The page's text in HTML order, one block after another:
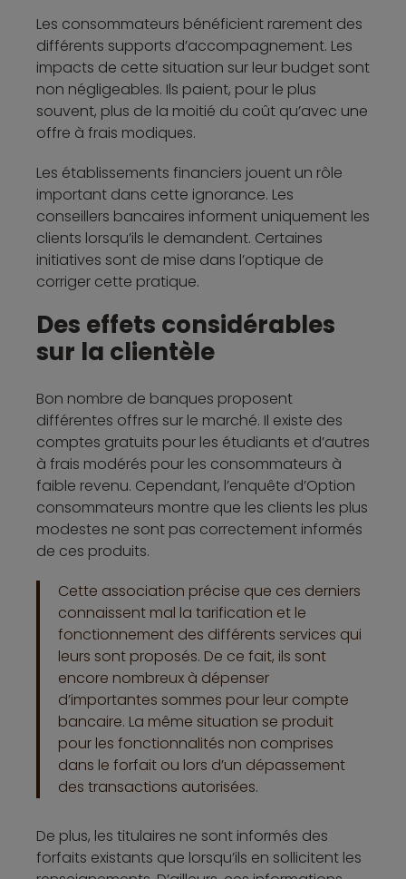
Les consommateurs bénéficient rarement des
différents supports d’accompagnement. Les
impacts de cette situation sur leur budget sont
non négligeables. Ils paient, pour le plus
souvent, plus de la moitié du coût qu’avec une
offre à frais modiques.
Les établissements financiers jouent un rôle
important dans cette ignorance. Les
conseillers bancaires informent uniquement les
clients lorsqu’ils le demandent. Certaines
initiatives sont de mise dans l’optique de
corriger cette pratique.
Des effets considérables
sur la clientèle
Bon nombre de banques proposent
différentes offres sur le marché. Il existe des
comptes gratuits pour les étudiants et d’autres
à frais modérés pour les consommateurs à
faible revenu. Cependant, l’enquête d’Option
consommateurs montre que les clients les plus
modestes ne sont pas correctement informés
de ces produits.
Cette association précise que ces derniers
connaissent mal la tarification et le
fonctionnement des différents services qui
leurs sont proposés. De ce fait, ils sont
encore nombreux à dépenser
d’importantes sommes pour leur compte
bancaire. La même situation se produit
pour les fonctionnalités non comprises
dans le forfait ou lors d’un dépassement
des transactions autorisées.
De plus, les titulaires ne sont informés des
forfaits existants que lorsqu’ils en sollicitent les